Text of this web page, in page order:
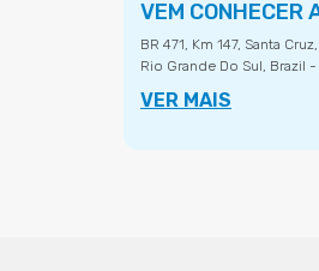
VEM CONHECER
BR 471, Km 147, Santa Cruz,
Rio Grande Do Sul, Brazil
VER MAIS